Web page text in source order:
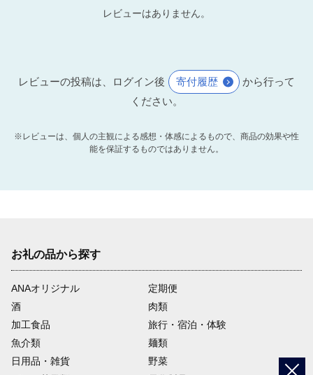
レビューはありません。
レビューの投稿は、ログイン後 寄付履歴
から行って
ください。
※レビューは、個人の主観による感想・体感によるもので、商品の効果や性
能を保証するものではありません。
お礼の品から探す
ANAオリジナル
定期便
酒
肉類
加工食品
旅行・宿泊・体験
魚介類
麺類
日用品・雑貨
野菜